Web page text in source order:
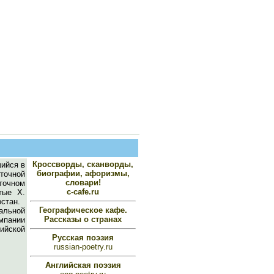
в
Х.
Кроссворды, сканворды,
биографии, афоризмы,
словари!
c-cafe.ru
Географическое кафе.
Рассказы о странах
Русская поэзия
russian-poetry.ru
Английская поэзия